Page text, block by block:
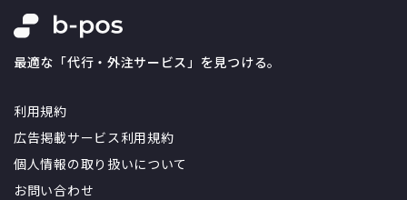
最適な「代行・外注サービス」を見つける。
利用規約
広告掲載サービス利用規約
個人情報の取り扱いについて
お問い合わせ